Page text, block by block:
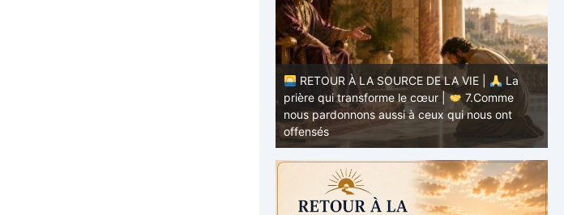
RETOUR À LA SOURCE DE LA VIE |
La
prière qui transforme le cœur |
7.Comme
nous pardonnons aussi à ceux qui nous ont
offensés